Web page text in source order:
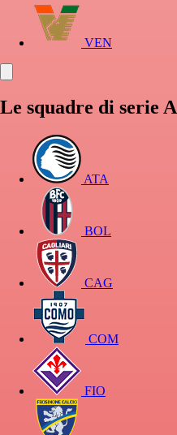
VEN
Le squadre di serie A
ATA
BOL
CAG
COM
FIO